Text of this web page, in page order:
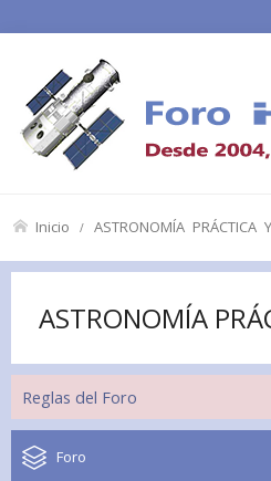
Inicio ASTRONOMÍA PRÁCTICA
ASTRONOMÍA
Reglas del Foro
Foro